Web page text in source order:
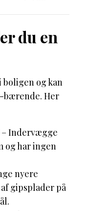
du en
og kan
bærende. Her
– Indervægge
og har ingen
nyere
gipsplader på